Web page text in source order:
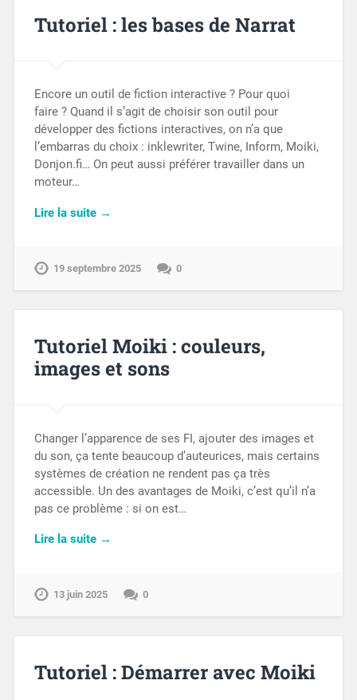
Tutoriel : les bases de Narrat
Encore un outil de fiction interactive ? Pour quoi
faire ? Quand il s’agit de choisir son outil pour
développer des fictions interactives, on n’a que
l’embarras du choix : inklewriter, Twine, Inform, Moiki,
Donjon.fi… On peut aussi préférer travailler dans un
moteur…
Lire la suite →
19 septembre 2025 0
Tutoriel Moiki : couleurs,
images et sons
Changer l’apparence de ses FI, ajouter des images et
du son, ça tente beaucoup d’auteurices, mais certains
systèmes de création ne rendent pas ça très
accessible. Un des avantages de Moiki, c’est qu’il n’a
pas ce problème : si on est…
Lire la suite →
13 juin 2025 0
Tutoriel : Démarrer avec Moiki